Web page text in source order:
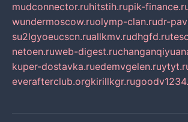
mudconnector.ruhitstih.rupik-
wundermoscow.ruolymp-clan.rudr-
su2lgyoeucscn.ruallkmv.rudhgfd.ru
netoen.ruweb-digest.ru
kuper-dostavka.ruedemvgelen.ru
everafterclub.orgkirillkgr.ru